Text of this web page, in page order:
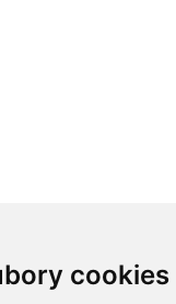
cookies